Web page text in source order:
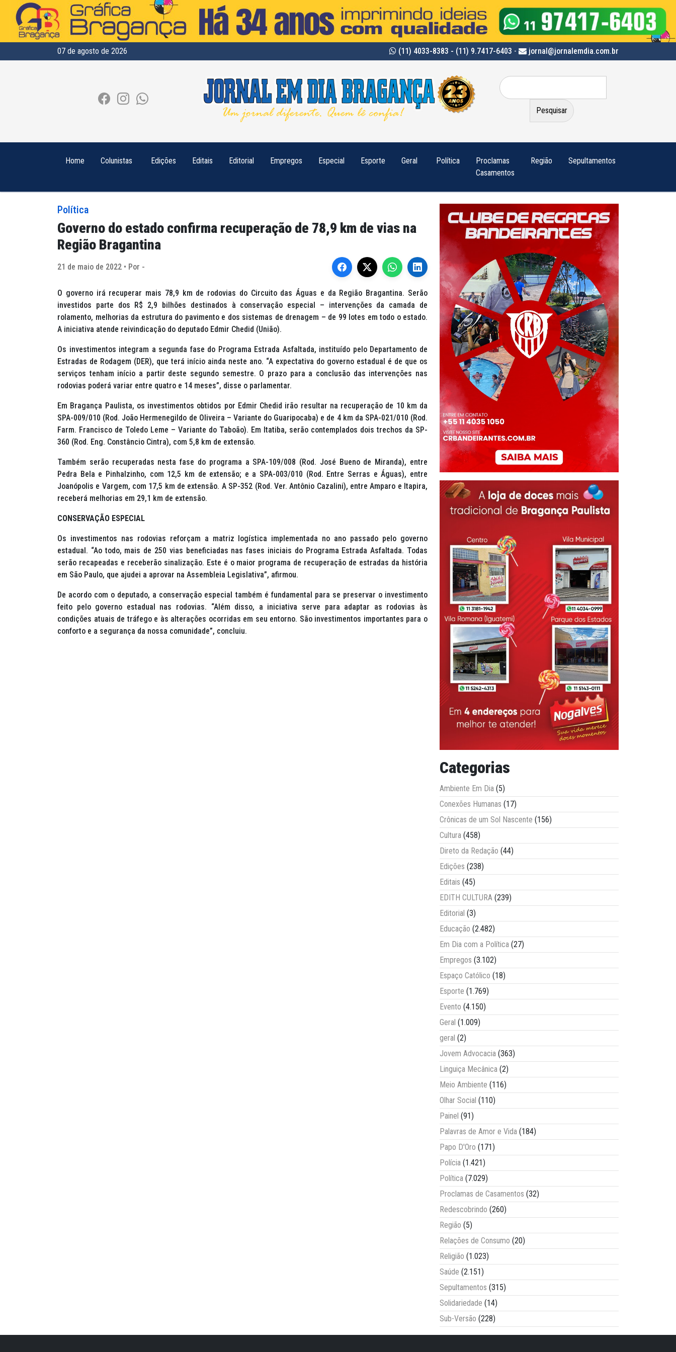
07 de agosto de 2026 (11) 4033-8383 - (11) 9.7417-6403 - jornal@jornalemdia.com.br
Pesquisar
por:
Home Colunistas Edições Editais Editorial Empregos Especial Esporte Geral Política
Proclamas
Casamentos
Região Sepultamentos
Política
Governo do estado confirma recuperação de 78,9 km de vias na
Região Bragantina
21 de maio de 2022 • Por -
O governo irá recuperar mais 78,9 km de rodovias do Circuito das Águas e da Região Bragantina. Serão
investidos parte dos R$ 2,9 bilhões destinados à conservação especial – intervenções da camada de
rolamento, melhorias da estrutura do pavimento e dos sistemas de drenagem – de 99 lotes em todo o estado.
A iniciativa atende reivindicação do deputado Edmir Chedid (União).
Os investimentos integram a segunda fase do Programa Estrada Asfaltada, instituído pelo Departamento de
Estradas de Rodagem (DER), que terá início ainda neste ano. “A expectativa do governo estadual é de que os
serviços tenham início a partir deste segundo semestre. O prazo para a conclusão das intervenções nas
rodovias poderá variar entre quatro e 14 meses”, disse o parlamentar.
Em Bragança Paulista, os investimentos obtidos por Edmir Chedid irão resultar na recuperação de 10 km da
SPA-009/010 (Rod. João Hermenegildo de Oliveira – Variante do Guaripocaba) e de 4 km da SPA-021/010 (Rod.
Farm. Francisco de Toledo Leme – Variante do Taboão). Em Itatiba, serão contemplados dois trechos da SP-
360 (Rod. Eng. Constâncio Cintra), com 5,8 km de extensão.
Também serão recuperadas nesta fase do programa a SPA-109/008 (Rod. José Bueno de Miranda), entre
Pedra Bela e Pinhalzinho, com 12,5 km de extensão; e a SPA-003/010 (Rod. Entre Serras e Águas), entre
Joanópolis e Vargem, com 17,5 km de extensão. A SP-352 (Rod. Ver. Antônio Cazalini), entre Amparo e Itapira,
receberá melhorias em 29,1 km de extensão.
CONSERVAÇÃO ESPECIAL
Os investimentos nas rodovias reforçam a matriz logística implementada no ano passado pelo governo
estadual. “Ao todo, mais de 250 vias beneficiadas nas fases iniciais do Programa Estrada Asfaltada. Todas
serão recapeadas e receberão sinalização. Este é o maior programa de recuperação de estradas da história
em São Paulo, que ajudei a aprovar na Assembleia Legislativa”, afirmou.
De acordo com o deputado, a conservação especial também é fundamental para se preservar o investimento
feito pelo governo estadual nas rodovias. “Além disso, a iniciativa serve para adaptar as rodovias às
condições atuais de tráfego e às alterações ocorridas em seu entorno. São investimentos importantes para o
conforto e a segurança da nossa comunidade”, concluiu.
Categorias
Ambiente Em Dia (5)
Conexões Humanas (17)
Crônicas de um Sol Nascente (156)
Cultura (458)
Direto da Redação (44)
Edições (238)
Editais (45)
EDITH CULTURA (239)
Editorial (3)
Educação (2.482)
Em Dia com a Política (27)
Empregos (3.102)
Espaço Católico (18)
Esporte (1.769)
Evento (4.150)
Geral (1.009)
geral (2)
Jovem Advocacia (363)
Linguiça Mecânica (2)
Meio Ambiente (116)
Olhar Social (110)
Painel (91)
Palavras de Amor e Vida (184)
Papo D'Oro (171)
Polícia (1.421)
Política (7.029)
Proclamas de Casamentos (32)
Redescobrindo (260)
Região (5)
Relações de Consumo (20)
Religião (1.023)
Saúde (2.151)
Sepultamentos (315)
Solidariedade (14)
Sub-Versão (228)